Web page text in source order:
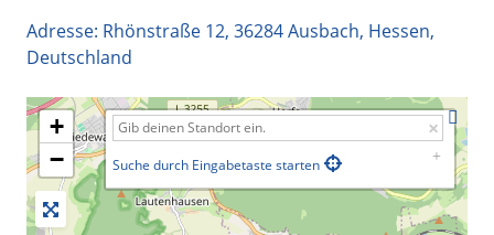
Adresse: Rhönstraße 12, 36284Ausbach, Hessen,
Deutschland
+
−
Suche durch Eingabetaste starten